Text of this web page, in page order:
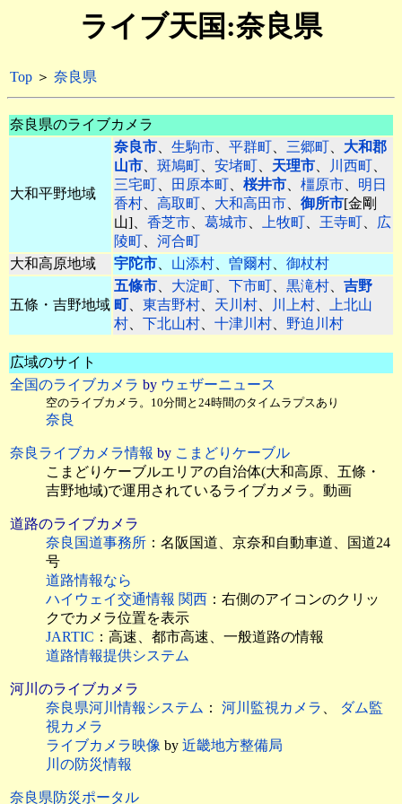
ライブ天国:奈良県
Top ＞ 奈良県
奈良県のライブカメラ
大和平野地域
奈良市、 生駒市、 平群町、 三郷町、 大和郡
山市、 斑鳩町、 安堵町、 天理市、 川西町、
三宅町、 田原本町、 桜井市、 橿原市、 明日
香村、 高取町、 大和高田市、 御所市[金剛
山]、 香芝市、 葛城市、 上牧町、 王寺町、 広
陵町、 河合町
大和高原地域
宇陀市、 山添村、 曽爾村、 御杖村
五條・吉野地域
五條市、 大淀町、 下市町、 黒滝村、 吉野
町、 東吉野村、 天川村、 川上村、 上北山
村、 下北山村、 十津川村、 野迫川村
広域のサイト
全国のライブカメラ by ウェザーニュース
空のライブカメラ。10分間と24時間のタイムラプスあり
奈良
奈良ライブカメラ情報 by こまどりケーブル
こまどりケーブルエリアの自治体(大和高原、五條・
吉野地域)で運用されているライブカメラ。動画
道路のライブカメラ
奈良国道事務所 ：名阪国道、京奈和自動車道、国道24
号
道路情報なら
ハイウェイ交通情報 関西 ：右側のアイコンのクリッ
クでカメラ位置を表示
JARTIC ：高速、都市高速、一般道路の情報
道路情報提供システム
河川のライブカメラ
奈良県河川情報システム ： 河川監視カメラ 、
ダム監
視カメラ
ライブカメラ映像 by 近畿地方整備局
川の防災情報
奈良県防災ポータル